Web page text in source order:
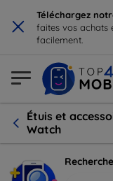
× Téléchargez
faites vos achats
facilement.
Étuis et
Watch